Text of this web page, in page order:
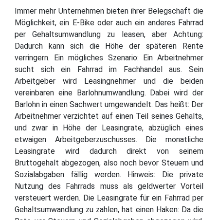
Immer mehr Unternehmen bieten ihrer Belegschaft die
Möglichkeit, ein E-Bike oder auch ein anderes Fahrrad
per Gehaltsumwandlung zu leasen, aber Achtung:
Dadurch kann sich die Höhe der späteren Rente
verringern. Ein mögliches Szenario: Ein Arbeitnehmer
sucht sich ein Fahrrad im Fachhandel aus. Sein
Arbeitgeber wird Leasingnehmer und die beiden
vereinbaren eine Barlohnumwandlung. Dabei wird der
Barlohn in einen Sachwert umgewandelt. Das heißt: Der
Arbeitnehmer verzichtet auf einen Teil seines Gehalts,
und zwar in Höhe der Leasingrate, abzüglich eines
etwaigen Arbeitgeberzuschusses. Die monatliche
Leasingrate wird dadurch direkt von seinem
Bruttogehalt abgezogen, also noch bevor Steuern und
Sozialabgaben fällig werden. Hinweis: Die private
Nutzung des Fahrrads muss als geldwerter Vorteil
versteuert werden. Die Leasingrate für ein Fahrrad per
Gehaltsumwandlung zu zahlen, hat einen Haken: Da die